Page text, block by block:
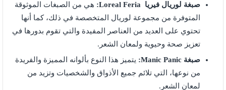
صبغة لوريال فيريا Loreal Feria:
هي من الصبغات الموثوقة
المتوفرة من مجموعة لوريال المتخصصة في ذلك، كما أنها
تحتوي على العديد من العناصر المفيدة والتي تقوم بدورها في
تعزيز صحة وحيوية ولمعان الشعر.
صبغة Manic Panic:
يتميز هذا النوع بألوانه المميزة والفريدة
من نوعها، التي تلائم جميع الأذواق والشخصيات وتزيد من
لمعان الشعر.